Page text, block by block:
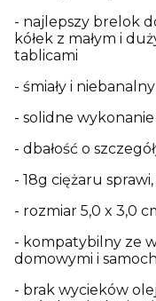
- najlepszy brelok
kółek z małym i
tablicami
- śmiały i
- solidne wykonanie
- dbałość o
- 18g ciężaru
- rozmiar 5,0 x 3,0
- kompatybilny ze
domowymi i
- brak wycieków